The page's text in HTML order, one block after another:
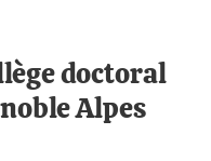
doctoral
Alpes